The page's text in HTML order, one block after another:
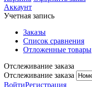
Аккаунт
Учетная запись
Заказы
Список сравнения
Отложенные товары
Отслеживание заказа
Отслеживание заказа
ВойтиРегистрация